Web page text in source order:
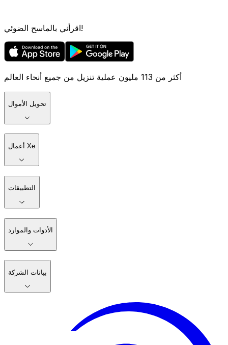
اقرأني بالماسح الضوئي!
أكثر من 113 مليون عملية تنزيل من جميع أنحاء العالم
تحويل الأموال
أعمال Xe
التطبيقات
الأدوات والموارد
بيانات الشركة